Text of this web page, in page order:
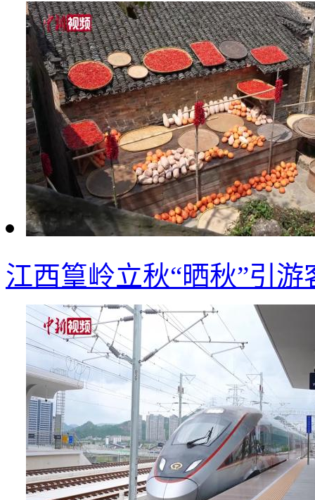
江西篁岭立秋“晒秋”引游